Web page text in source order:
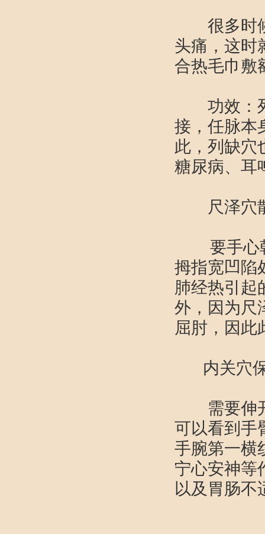
很多时候
头痛，这时
合热毛巾敷
功效：列
接，任脉本
此，列缺穴
糖尿病、耳
尺泽穴
要手心朝
拇指宽凹陷
肺经热引起
外，因为尺
屈肘，因
内关穴
需要伸开
可以看到手
手腕第一横
宁心安神等
以及胃肠不